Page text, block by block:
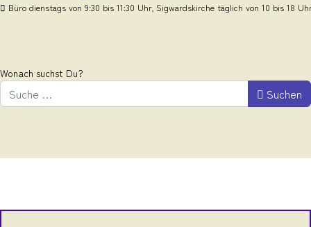
Büro dienstags von 9:30 bis 11:30 Uhr, Sigwardskirche täglich von 10 bis 18
Wonach suchst Du?
Suchen